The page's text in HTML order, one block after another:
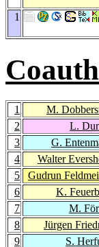
1
1 M.
2
L.
3
G.
4
Walter
5
Gudrun
6
K.
7
M.
8
Jürgen
9
S.